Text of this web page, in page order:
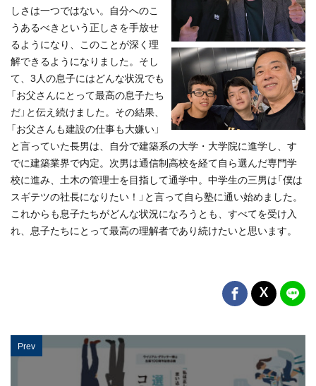
しさは一つではない。自分へのこ
うあるべきという正しさを手放せ
るようになり、このことが深く理
解できるようになりました。そし
て、3人の息子にはどんな状況でも
「お父さんにとって最高の息子たち
だ」と伝え続けました。その結果、
「お父さんも建設の仕事も大嫌い」
と言っていた長男は、自分で建築系の大学・大学院に進学し、す
でに建築業界で内定。次男は通信制高校を経て自ら選んだ専門学
校に進み、土木の管理士を目指して通学中。中学生の三男は「僕は
スギテツの社長になりたい！」と言って自ら塾に通い始めました。
これからも息子たちがどんな状況になろうとも、すべてを受け入
れ、息子たちにとって最高の理解者であり続けたいと思います。
Prev